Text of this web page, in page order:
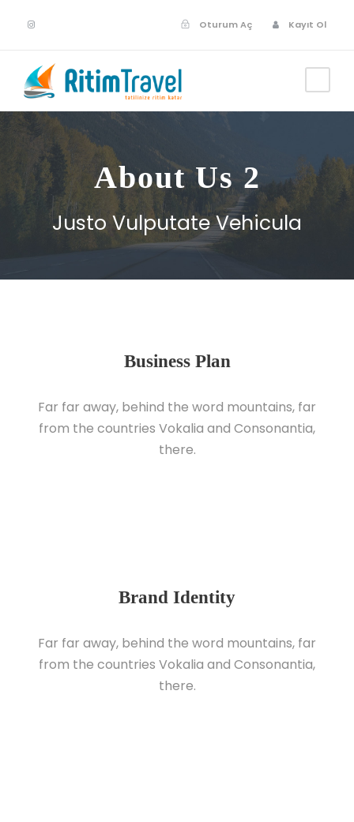
Oturum Aç Kayıt Ol
About Us 2
Justo Vulputate Vehicula
Business Plan
Far far away, behind the word mountains, far
from the countries Vokalia and Consonantia,
there.
Brand Identity
Far far away, behind the word mountains, far
from the countries Vokalia and Consonantia,
there.